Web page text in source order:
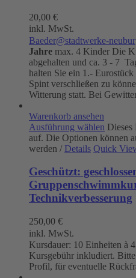
20,00 €
inkl. MwSt.
Baeder@stadtwerke-
Jahre max. 4 Kinder Die
abgehalten und ca. 3 - 7
halten Sie ein 1.-
Spint verschließen zu
Witterung statt. Bei
Warenkorb ansehen
Ausführung wählen Dieses
auf. Die Optionen können
werden / Details Quick
Geschützt:
Technikverbesserung
250,00 €
inkl. MwSt.
Kursdauer: 10 Einheiten à
Kursgebühr inkludiert.
Profil, für eventuelle